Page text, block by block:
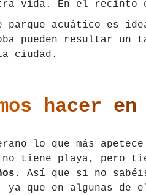
vida. En el recinto
parque acuático es
pueden resultar
ciudad.
hacer
lo que más
no tiene playa, pero
. Así que si no
que en algunas de